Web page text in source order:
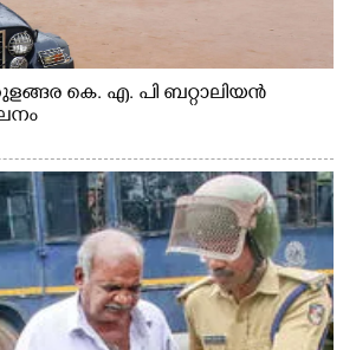
കെ. എ. പി ബറ്റാലിയൻ